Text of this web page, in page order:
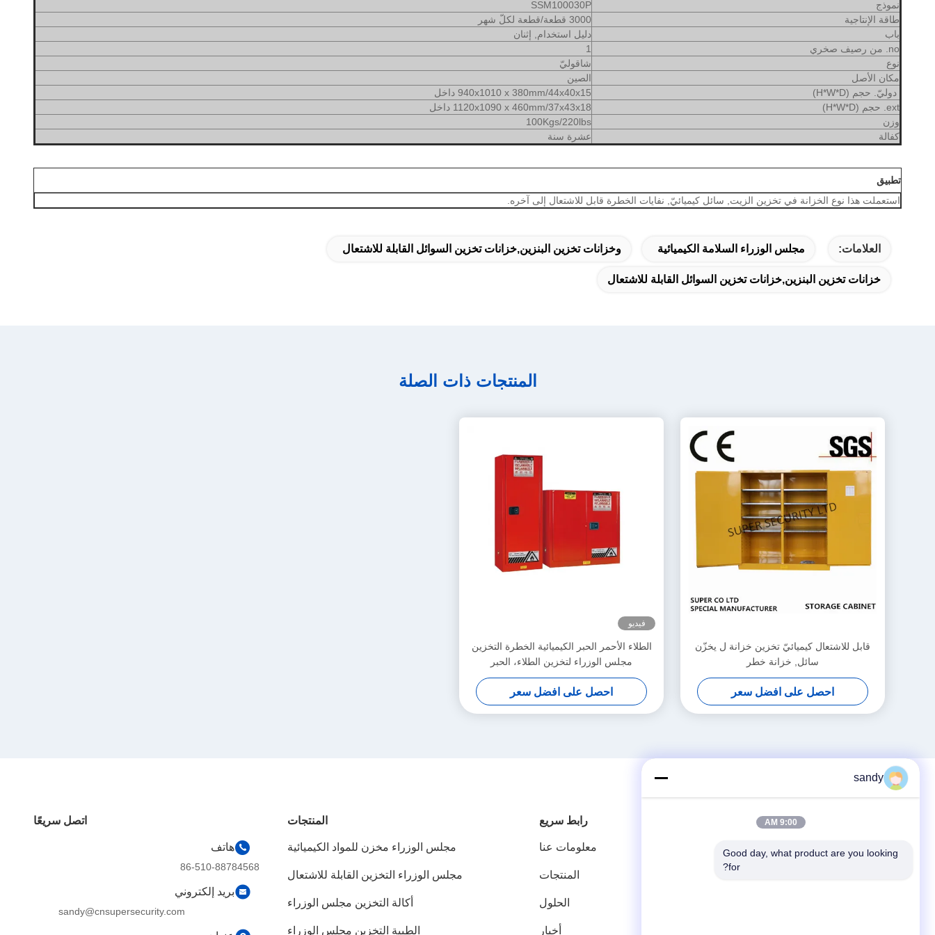
نموذج
SSM100030P
طاقة الإنتاجية
3000 قطعة/قطعة لكلّ شهر
باب
دليل استخدام, إثنان
no. من رصيف صخري
1
نوع
شاقوليّ
مكان الأصل
الصين
دوليّ. حجم (H*W*D)
940x1010 x 380mm/44x40x15 داخل
ext. حجم (H*W*D)
1120x1090 x 460mm/37x43x18 داخل
وزن
100Kgs/220lbs
كفالة
عشرة سنة
تطبيق
استعملت هذا نوع الخزانة في تخزين الزيت, سائل كيميائيّ, نفايات الخطرة قابل للاشتعال إلى آخره.
العلامات: مجلس الوزراء السلامة الكيميائية وخزانات تخزين البنزين,خزانات تخزين السوائل القابلة للاشتعال
خزانات تخزين البنزين,خزانات تخزين السوائل القابلة للاشتعال
المنتجات ذات الصلة
قابل للاشتعال كيميائيّ تخزين خزانة ل يخزّن
سائل, خزانة خطر
احصل على افضل سعر
فيديو
الطلاء الأحمر الحبر الكيميائية الخطرة التخزين
مجلس الوزراء لتخزين الطلاء، الحبر
احصل على افضل سعر
رابط سريع
معلومات عنا
المنتجات
الحلول
أخبار
المنتجات
مجلس الوزراء مخزن للمواد الكيميائية
مجلس الوزراء التخزين القابلة للاشتعال
أكالة التخزين مجلس الوزراء
الطبية التخزين مجلس الوزراء
اتصل سريعًا
هاتف
86-510-88784568
بريد إلكتروني
sandy@cnsupersecurity.com
sandy
9:00 AM
Good day, what product are you looking
for?